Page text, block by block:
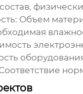
Объем